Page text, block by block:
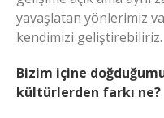
yavaşlatan yönlerimiz
kendimizi geliştirebiliriz.
Bizim içine
kültürlerden farkı ne?